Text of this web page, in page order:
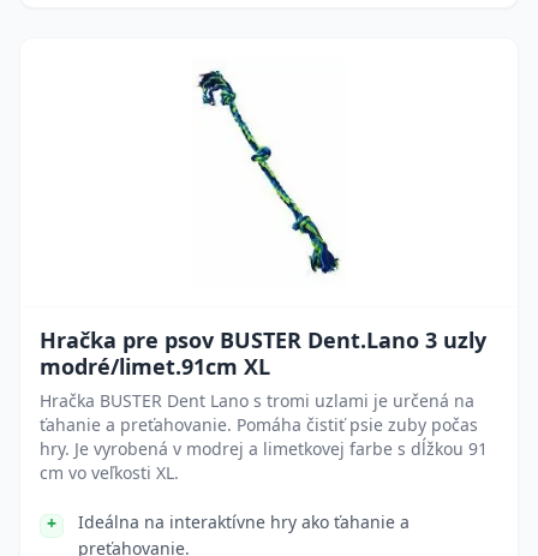
Hračka pre psov BUSTER Dent.Lano 3 uzly
modré/limet.91cm XL
Hračka BUSTER Dent Lano s tromi uzlami je určená na
ťahanie a preťahovanie. Pomáha čistiť psie zuby počas
hry. Je vyrobená v modrej a limetkovej farbe s dĺžkou 91
cm vo veľkosti XL.
Ideálna na interaktívne hry ako ťahanie a
preťahovanie.